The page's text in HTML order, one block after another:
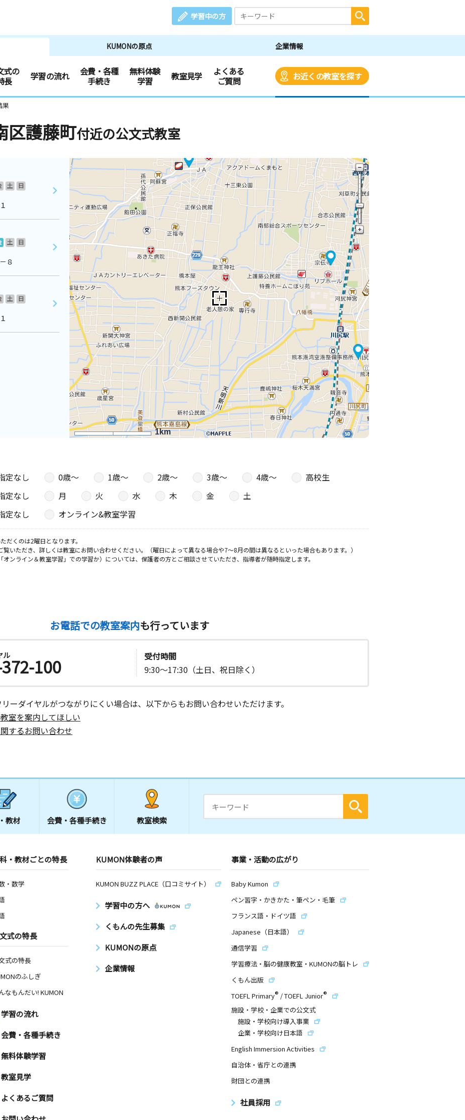
学習中の方
KUMONの原点 企業情報
式の
長
学習の流れ
会費・各種
手続き
無料体験
学習
教室見学
よくある
ご質問
お近くの教室を探す
果
区護藤町付近の公文式教室
1km
土
日
土
日
８
土
日
定なし 0歳〜 1歳〜 2歳〜 3歳〜 4歳〜
高校生
定なし 月 火 水 木 金
土
定なし オンライン&教室学習
だくのは2曜日となります。
いただき、詳しくは教室にお問い合わせください。（曜日によって異なる場合や7～8月の間は異なるといった場合もあります。）
ンライン＆教室学習」での学習か）については、保護者の方とご相談させていただき、指導者が随時指定します。
お電話での教室案内も行っています
ル 100
受付時間
9:30～17:30（土日、祝日除く）
ーダイヤルがつながりにくい場合は、以下からもお問い合わせいただけます。
室を案内してほしい
するお問い合わせ
教材 会費・ 各種手続き 教室検索
・教材ごとの特長
・数学
式の特長
式の特長
のふしぎ
なもんだい! KUMON
学習の流れ
会費・各種手続き
無料体験学習
教室見学
よくあるご質問
KUMON体験者の声
KUMON BUZZ PLACE（口コミサイト）
学習中の方へ
くもんの先生募集
KUMONの原点
企業情報
事業・活動の広がり
Baby Kumon
ペン習字・かきかた・筆ペン・毛筆
フランス語・ドイツ語
Japanese（日本語）
通信学習
学習療法・脳の健康教室・KUMONの脳トレ
くもん出版
TOEFL Primary® /TOEFL Junior®
施設・学校・企業での公文式
施設・学校向け導入事業
企業・学校向け日本語
English Immersion Activities
自治体・省庁との連携
財団との連携
社員採用